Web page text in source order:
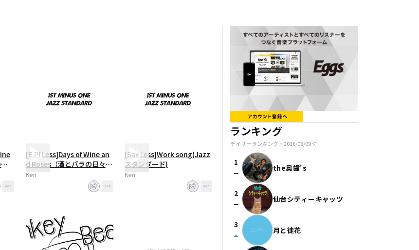
[E.Pf Less]Days of Wine an
d Roses（酒とバラの日々）
（Jazzスタンダード）
Ken
[Sax Less]Work song(Jazz
スタンダード)
Ken
ランキング
デイリーランキング・ 2026/08/09付
1
check_indeterminate_small the奥歯's
2
check_indeterminate_small 仙台シティーキャッツ
3
arrow_drop_up 月と徒花